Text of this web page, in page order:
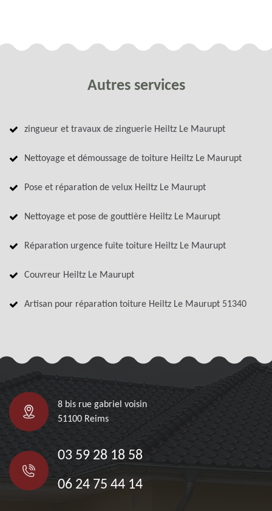
Autres services
zingueur et travaux de zinguerie Heiltz Le Maurupt
Nettoyage et démoussage de toiture Heiltz Le Maurupt
Pose et réparation de velux Heiltz Le Maurupt
Nettoyage et pose de gouttière Heiltz Le Maurupt
Réparation urgence fuite toiture Heiltz Le Maurupt
Couvreur Heiltz Le Maurupt
Artisan pour réparation toiture Heiltz Le Maurupt 51340
8 bis rue gabriel voisin
51100 Reims
03 59 28 18 58
06 24 75 44 14